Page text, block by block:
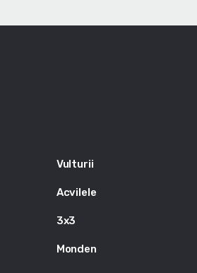
Vulturii
Acvilele
3x3
Monden